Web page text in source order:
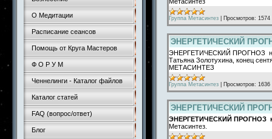
О Медитации
Расписание сеансов
Помощь от Круга Мастеров
Ф О Р У М
Ченнелинги - Каталог файлов
Каталог статей
FAQ (вопрос/ответ)
Блог
Группа Метасинтез Просмотров: 1574
ЭНЕРГЕТИЧЕСКИЙ
ЭНЕРГЕТИЧЕСКИЙ ПРОГНОЗ на
Татьяна Золотухина, конец
МЕТАСИНТЕЗ
Группа Метасинтез Просмотров: 1636
ЭНЕРГЕТИЧЕСКИЙ
ЭНЕРГЕТИЧЕСКИЙ ПРОГНОЗ
Метасинтез.